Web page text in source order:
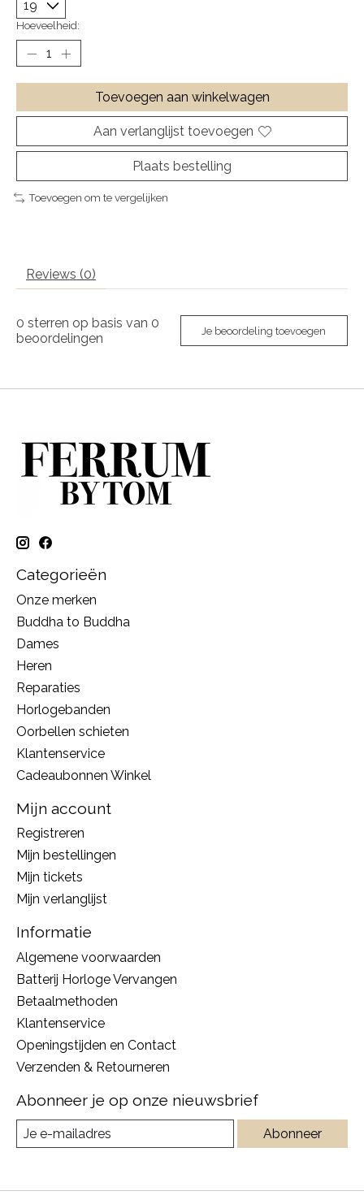
Hoeveelheid:
Toevoegen aan winkelwagen
Aan verlanglijst toevoegen
Plaats bestelling
Toevoegen om te vergelijken
Reviews (0)
0 sterren op basis van 0
beoordelingen
Je beoordeling toevoegen
Categorieën
Onze merken
Buddha to Buddha
Dames
Heren
Reparaties
Horlogebanden
Oorbellen schieten
Klantenservice
Cadeaubonnen Winkel
Mijn account
Registreren
Mijn bestellingen
Mijn tickets
Mijn verlanglijst
Informatie
Algemene voorwaarden
Batterij Horloge Vervangen
Betaalmethoden
Klantenservice
Openingstijden en Contact
Verzenden & Retourneren
Abonneer je op onze nieuwsbrief
Abonneer